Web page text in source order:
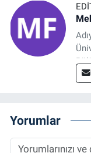
Yorumlar